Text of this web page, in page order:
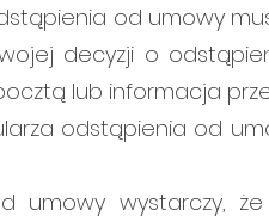
od umowy
decyzji o
lub informacja
odstąpienia od
wystarczy,